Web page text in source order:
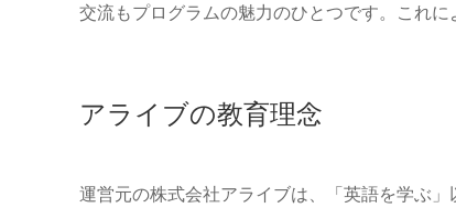
交流もプログラムの魅力のひとつです。これ
アライブの教育理念
運営元の株式会社アライブは、「英語を学ぶ